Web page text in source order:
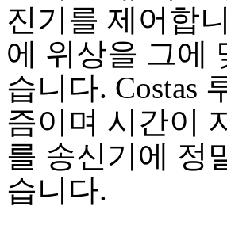
진기를 제어합
에 위상을 그에
습니다. Costas
즘이며 시간이
를 송신기에 정
습니다.